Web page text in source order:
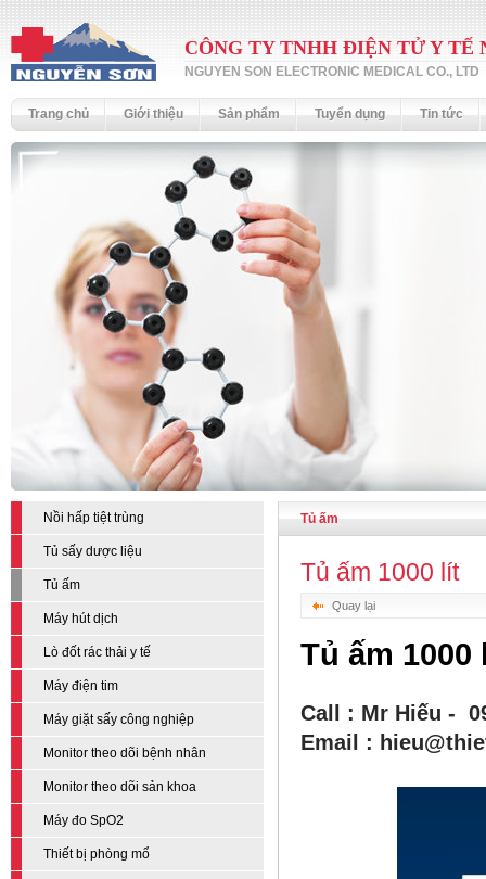
CÔNG TY TNHH ĐIỆN TỬ Y TẾ
NGUYEN SON ELECTRONIC MEDICAL CO., LTD
Trang chủ Giới thiệu Sản phẩm Tuyển dụng Tin tức
Nồi hấp tiệt trùng
Tủ sấy dược liệu
Tủ ấm
Máy hút dịch
Lò đốt rác thải y tế
Máy điện tim
Máy giặt sấy công nghiệp
Monitor theo dõi bệnh nhân
Monitor theo dõi sản khoa
Máy đo SpO2
Thiết bị phòng mổ
Tủ ấm
Tủ ấm 1000 lít
Quay lại
Tủ ấm 1000
Call : Mr Hiếu -
Email :